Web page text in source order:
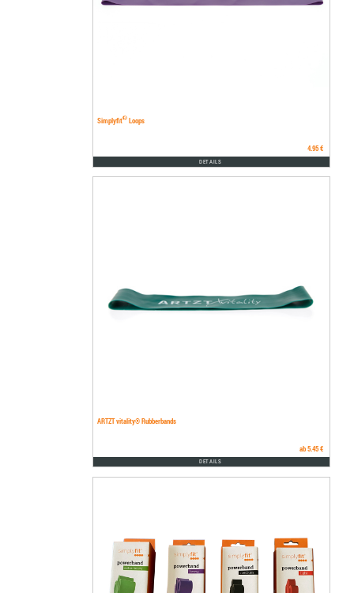
Simplyfit®Loops
4.95 €
DETAILS
ARTZT vitality® Rubberbands
ab 5.45 €
DETAILS